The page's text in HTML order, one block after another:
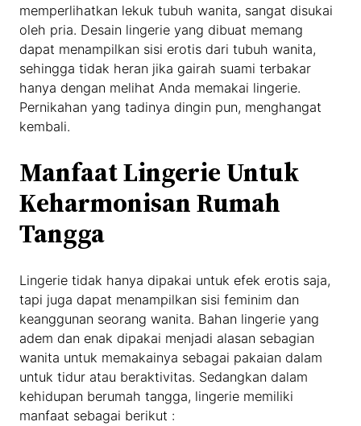
memperlihatkan lekuk tubuh wanita, sangat disukai
oleh pria. Desain lingerie yang dibuat memang
dapat menampilkan sisi erotis dari tubuh wanita,
sehingga tidak heran jika gairah suami terbakar
hanya dengan melihat Anda memakai lingerie.
Pernikahan yang tadinya dingin pun, menghangat
kembali.
Manfaat Lingerie Untuk
Keharmonisan Rumah
Tangga
Lingerie tidak hanya dipakai untuk efek erotis saja,
tapi juga dapat menampilkan sisi feminim dan
keanggunan seorang wanita. Bahan lingerie yang
adem dan enak dipakai menjadi alasan sebagian
wanita untuk memakainya sebagai pakaian dalam
untuk tidur atau beraktivitas. Sedangkan dalam
kehidupan berumah tangga, lingerie memiliki
manfaat sebagai berikut :